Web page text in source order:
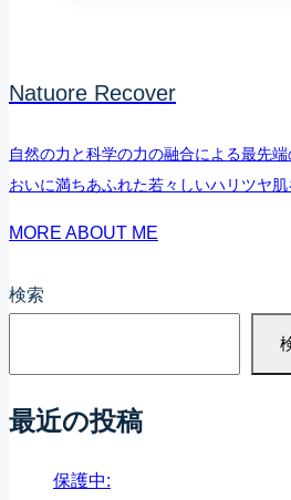
ラ
Natuore Recover
自然の力と科学の力の融合による最先
おいに満ちあふれた若々しいハリツヤ肌
MORE ABOUT ME
検索
最近の投稿
保護中: